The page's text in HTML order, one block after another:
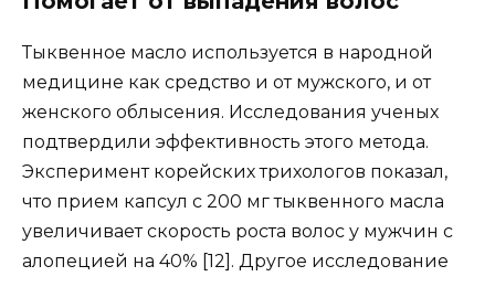
Тыквенное масло используется в народной
медицине как средство и от мужского, и от
женского облысения. Исследования ученых
подтвердили эффективность этого метода.
Эксперимент корейских трихологов показал,
что прием капсул с 200 мг тыквенного масла
увеличивает скорость роста волос у мужчин с
алопецией на 40% [12]. Другое исследование